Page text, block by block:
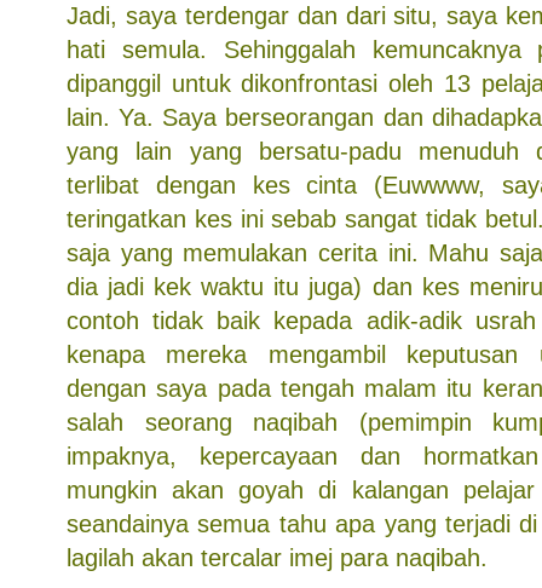
Jadi, saya terdengar dan dari situ, saya
hati semula. Sehinggalah
dipanggil untuk dikonfrontasi oleh 13
lain. Ya. Saya berseorangan dan
yang lain yang bersatu-padu menuduh
terlibat dengan kes cinta (Euwwww,
teringatkan kes ini sebab sangat tidak
saja yang memulakan cerita ini. Mahu
dia jadi kek waktu itu juga) dan kes
contoh tidak baik kepada adik-adik
kenapa mereka mengambil keputusan
dengan saya pada tengah malam itu
salah seorang naqibah (pemimpin
impaknya, kepercayaan dan
mungkin akan goyah di kalangan
seandainya semua tahu apa yang terjadi
lagilah akan tercalar imej para naqibah.